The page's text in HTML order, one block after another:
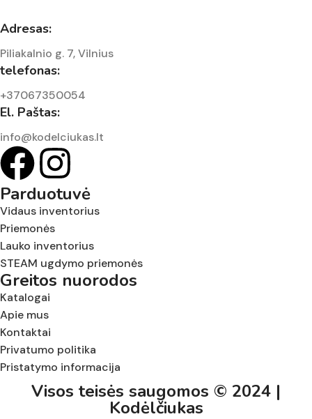
Adresas:
Piliakalnio g. 7, Vilnius
telefonas:
+37067350054
El. Paštas:
info@kodelciukas.lt
Parduotuvė
Vidaus inventorius
Priemonės
Lauko inventorius
STEAM ugdymo priemonės
Greitos nuorodos
Katalogai
Apie mus
Kontaktai
Privatumo politika
Pristatymo informacija
Visos teisės saugomos © 2024 |
Kodėlčiukas